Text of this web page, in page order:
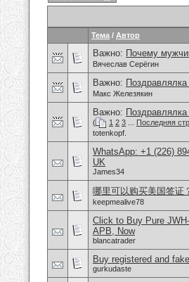
Тема / Автор
Важно: Почему
Вячеслав Серёгин
Важно:
Макс Железякин
Важно:
( 1 2 3 Последняя
totenkopf.
WhatsApp: +1 (226)
UK
James34
哪里可以购买美国签证
keepmealive78
Click to Buy Pure
APB, Now
blancatrader
Buy registered and
gurkudaste